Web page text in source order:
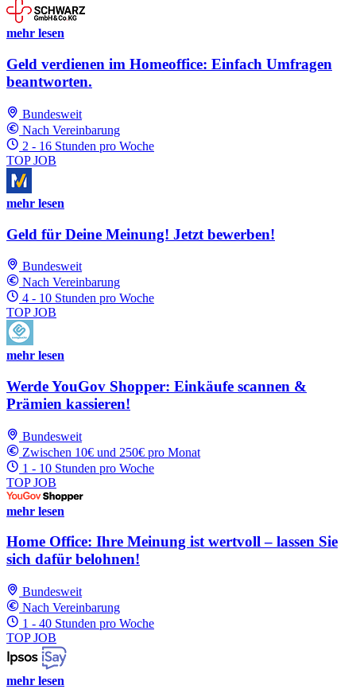
mehr lesen
Geld verdienen im Homeoffice: Einfach Umfragen
beantworten.
Bundesweit
Nach Vereinbarung
2 - 16 Stunden pro Woche
TOP JOB
mehr lesen
Geld für Deine Meinung! Jetzt bewerben!
Bundesweit
Nach Vereinbarung
4 - 10 Stunden pro Woche
TOP JOB
mehr lesen
Werde YouGov Shopper: Einkäufe scannen &
Prämien kassieren!
Bundesweit
Zwischen 10€ und 250€ pro Monat
1 - 10 Stunden pro Woche
TOP JOB
mehr lesen
Home Office: Ihre Meinung ist wertvoll – lassen Sie
sich dafür belohnen!
Bundesweit
Nach Vereinbarung
1 - 40 Stunden pro Woche
TOP JOB
mehr lesen